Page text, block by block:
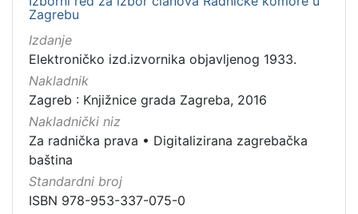
Zagrebu
Izdanje
Elektroničko izd.izvornika objavljenog 1933.
Nakladnik
Zagreb : Knjižnice grada Zagreba, 2016
Nakladnički niz
Za radnička prava • Digitalizirana zagrebačka
baština
Standardni broj
ISBN 978-953-337-075-0